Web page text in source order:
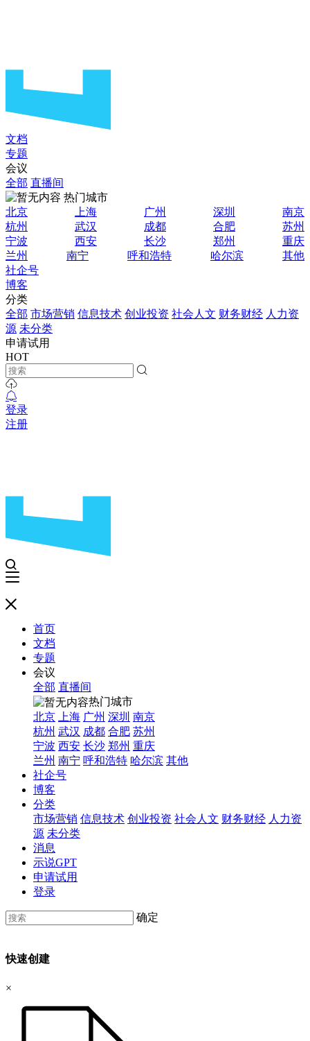
文档
专题
会议
全部 直播间
热门城市
北京
上海 广州 深圳
南京
杭州
武汉 成都 合肥
苏州
宁波
西安 长沙 郑州
重庆
兰州
南宁 呼和浩特 哈尔滨
其他
社企号
博客
分类
全部 市场营销 信息技术 创业投资 社会人文 财务财经 人力资
源 未分类
申请试用
HOT
登录
注册
首页
文档
专题
会议
全部 直播间
热门城市
北京
上海 广州 深圳 南京
杭州 武汉 成都 合肥 苏州
宁波 西安 长沙 郑州 重庆
兰州 南宁 呼和浩特 哈尔滨 其他
社企号
博客
分类
市场营销 信息技术 创业投资 社会人文 财务财经 人力资
源 未分类
消息
示说GPT
申请试用
登录
确定
快速创建
×